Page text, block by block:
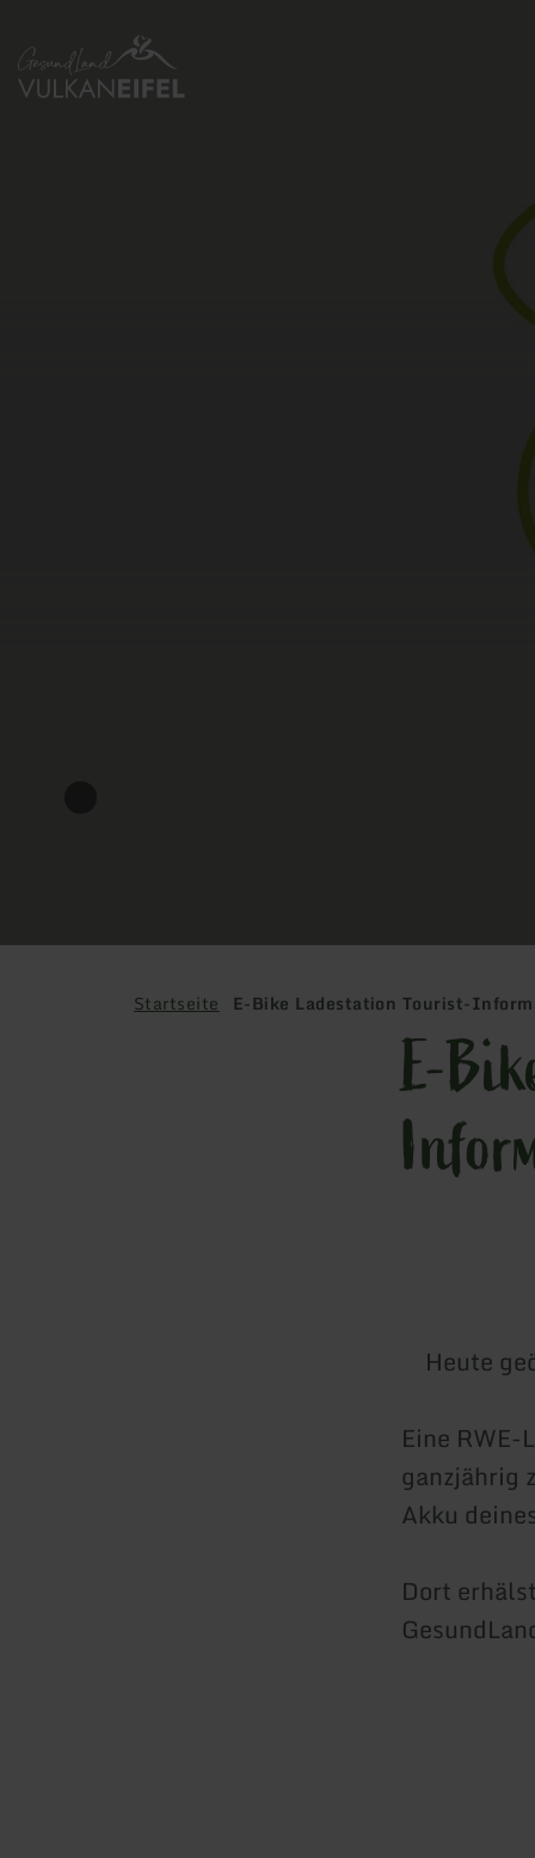
zur
Startseite
Startseite E-Bike Ladestation Tourist-
E-
Heute
Eine
ganzjährig
Akku
Dort